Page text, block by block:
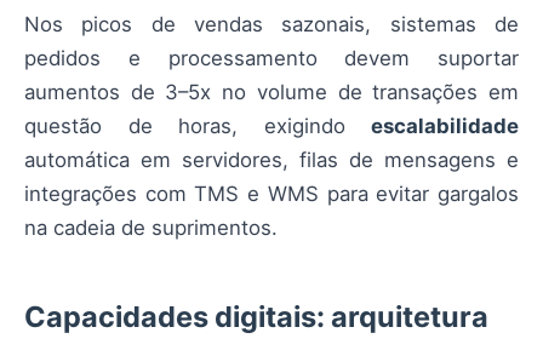
Nos picos de vendas sazonais, sistemas de
pedidos e processamento devem suportar
aumentos de 3–5x no volume de transações em
questão de horas, exigindo escalabilidade
automática em servidores, filas de mensagens e
integrações com TMS e WMS para evitar gargalos
na cadeia de suprimentos.
Capacidades digitais: arquitetura